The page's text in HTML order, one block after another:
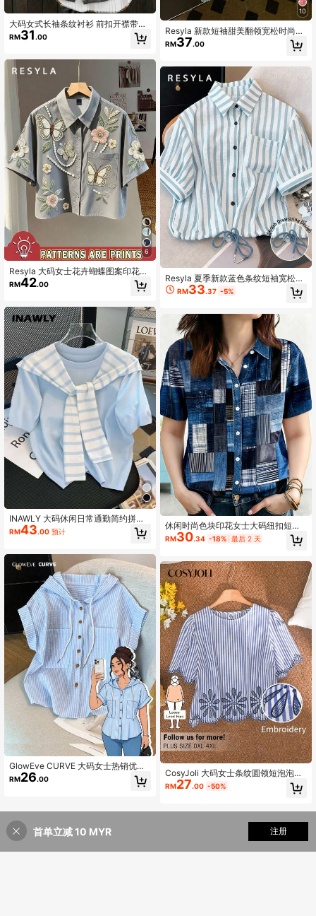
大码女式长袖条纹衬衫 前扣开襟带口
袋上衣
RM31 .00
6
Resyla 大码女士花卉蝴蝶图案印花短
袖口袋单排扣上衣
RM42.00
INAWLY 大码休闲日常通勤简约拼色
短袖T恤
RM43.00 预计
GlowEve CURVE 大码女士热销优雅
简约休闲连肩袖短袖连帽单排扣条纹
衬衫，胸前大口袋设计，适合日常通
RM26.00
10
Resyla 新款短袖甜美翻领宽松时尚女
士衬衫
RM37.00
Resyla 夏季新款蓝色条纹短袖宽松衬
衫 RM33.37 -5%
休闲时尚色块印花女士大码纽扣短袖
衬衫开襟上衣
RM30.34 -18% 最后 2 天
CosyJoli 大码女士条纹圆领短泡泡袖
休闲衬衫
RM27.00 -50%
首单立减 10 MYR 注册